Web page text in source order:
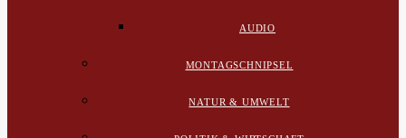
AUDIO
MONTAGSCHNIPSEL
NATUR & UMWELT